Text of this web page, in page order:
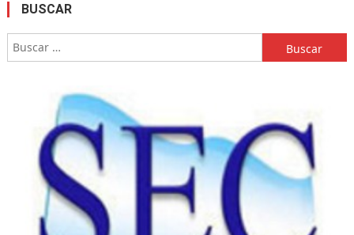
BUSCAR
Buscar: